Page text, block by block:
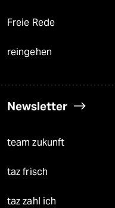
Freie Rede
reingehen
Newsletter
team zukunft
taz frisch
taz zahl ich